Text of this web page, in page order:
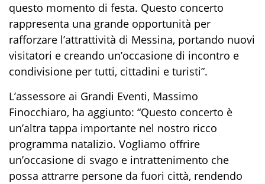
questo momento di festa. Questo concerto
rappresenta una grande opportunità per
rafforzare l’attrattività di Messina, portando nuovi
visitatori e creando un’occasione di incontro e
condivisione per tutti, cittadini e turisti”.
L’assessore ai Grandi Eventi, Massimo
Finocchiaro, ha aggiunto: “Questo concerto è
un’altra tappa importante nel nostro ricco
programma natalizio. Vogliamo offrire
un’occasione di svago e intrattenimento che
possa attrarre persone da fuori città, rendendo